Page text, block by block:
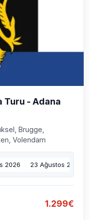
Turu - Adana
Brugge,
Volendam
2026 23 Ağustos 2026
1.299€